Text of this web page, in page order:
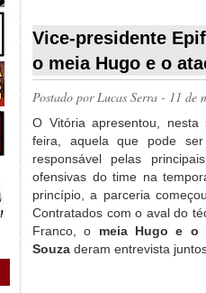
Vice-presidente
o meia Hugo e o
Postado porLucas Serra - 11 de
O Vitória apresentou, nesta
feira, aquela que pode
responsável pelas
ofensivas do time na
princípio, a parceria
Contratados com o aval do
Franco, o meia Hugo e o
Souza deram entrevista